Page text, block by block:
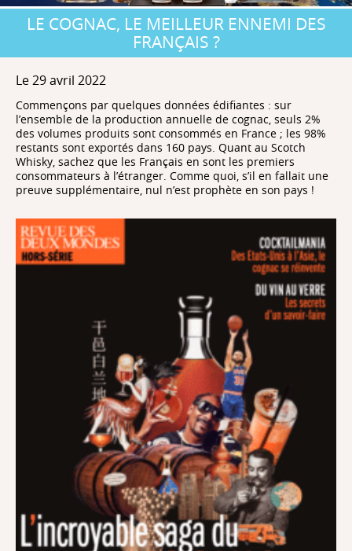
LE COGNAC, LE MEILLEUR ENNEMI DES
FRANÇAIS ?
Le 29 avril 2022
Commençons par quelques données édifiantes : sur
l’ensemble de la production annuelle de cognac, seuls 2%
des volumes produits sont consommés en France ; les 98%
restants sont exportés dans 160 pays. Quant au Scotch
Whisky, sachez que les Français en sont les premiers
consommateurs à l’étranger. Comme quoi, s’il en fallait une
preuve supplémentaire, nul n’est prophète en son pays !